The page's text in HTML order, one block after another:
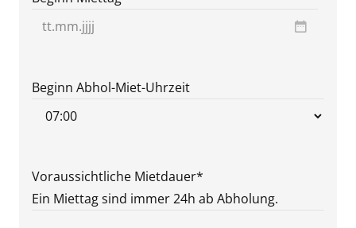
TT
MM
Beginn Abhol-Miet-Uhrzeit
Voraussichtliche Mietdauer*
Ein Miettag sind immer 24h ab Abholung.